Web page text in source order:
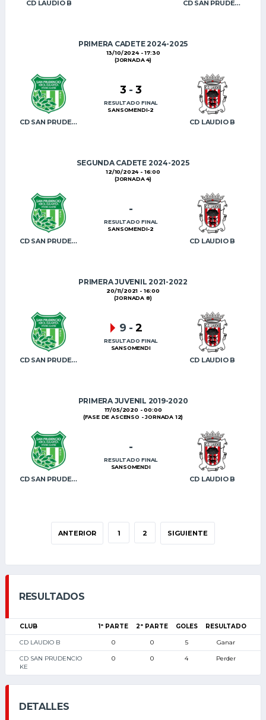
CD LAUDIO B CD SAN PRUDENCIO KE
PRIMERA CADETE 2024-2025
13/10/2024 - 17:30
(JORNADA 4)
CD SAN PRUDENCIO KE CD LAUDIO B
3 - 3
RESULTADO FINAL
SANSOMENDI-2
SEGUNDA CADETE 2024-2025
12/10/2024 - 16:00
(JORNADA 4)
CD SAN PRUDENCIO KE CD LAUDIO B
-
RESULTADO FINAL
SANSOMENDI-2
PRIMERA JUVENIL 2021-2022
20/11/2021 - 16:00
(JORNADA 8)
CD SAN PRUDENCIO KE CD LAUDIO B
9 - 2
RESULTADO FINAL
SANSOMENDI
PRIMERA JUVENIL 2019-2020
17/05/2020 - 00:00
(FASE DE ASCENSO - JORNADA 12)
CD SAN PRUDENCIO KE CD LAUDIO B
-
RESULTADO FINAL
SANSOMENDI
ANTERIOR 1 2 SIGUIENTE
RESULTADOS
CLUB 1ª PARTE 2ª PARTE GOLES RESULTADO
CD LAUDIO B 0 0 5 Ganar
CD SAN PRUDENCIO
KE
0 0 4 Perder
DETALLES